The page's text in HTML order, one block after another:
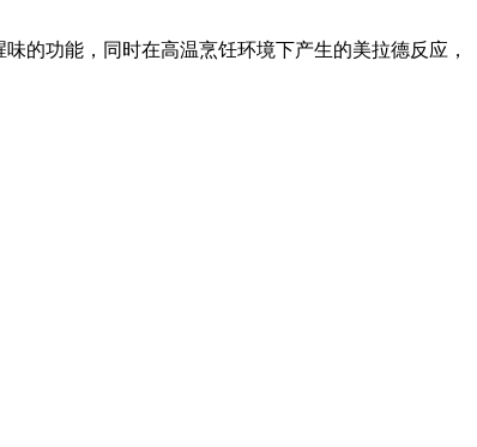
的功能，同时在高温烹饪环境下产生的美拉德反应，